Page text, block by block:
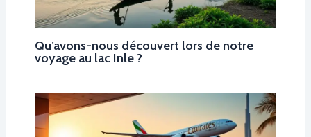
Qu’avons-nous découvert lors de notre
voyage au lac Inle ?